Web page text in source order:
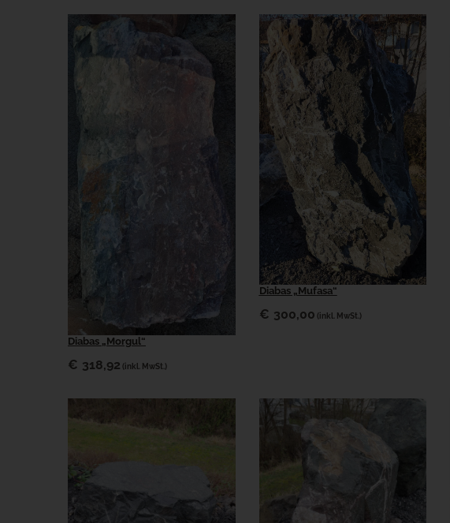
Diabas „Morgul“
€ 318,92 (inkl. MwSt.)
Diabas „Mufasa“
€ 300,00 (inkl. MwSt.)